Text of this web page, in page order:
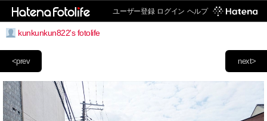
ユーザー登録 ログイン ヘルプ
kunkunkun822's fotolife
next>
<prev